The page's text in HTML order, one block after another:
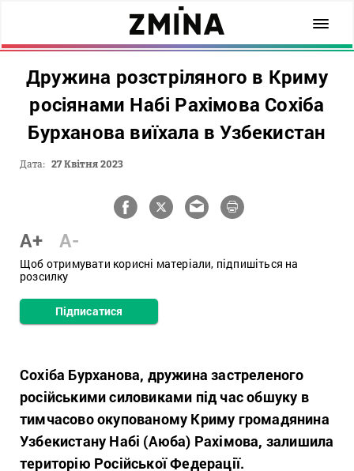
Дружина розстріляного в Криму
росіянами Набі Рахімова Сохіба
Бурханова виїхала в Узбекистан
Дата: 27 Квітня 2023
A+ A-
Щоб отримувати корисні матеріали, підпишіться на
розсилку
Підписатися
Сохіба Бурханова, дружина застреленого
російськими силовиками під час обшуку в
тимчасово окупованому Криму громадянина
Узбекистану Набі (Аюба) Рахімова, залишила
територію Російської Федерації.